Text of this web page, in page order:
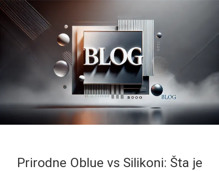
Prirodne Oblue vs Silikoni: Šta je